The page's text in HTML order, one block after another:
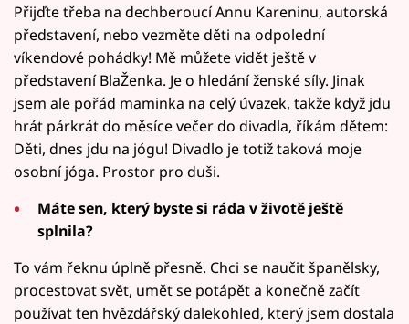
Přijďte třeba na dechberoucí Annu Kareninu, autorská
představení, nebo vezměte děti na odpolední
víkendové pohádky! Mě můžete vidět ještě v
představení BlaŽenka. Je o hledání ženské síly. Jinak
jsem ale pořád maminka na celý úvazek, takže když jdu
hrát párkrát do měsíce večer do divadla, říkám dětem:
Děti, dnes jdu na jógu! Divadlo je totiž taková moje
osobní jóga. Prostor pro duši.
Máte sen, který byste si ráda v životě ještě
splnila?
To vám řeknu úplně přesně. Chci se naučit španělsky,
procestovat svět, umět se potápět a konečně začít
používat ten hvězdářský dalekohled, který jsem dostala